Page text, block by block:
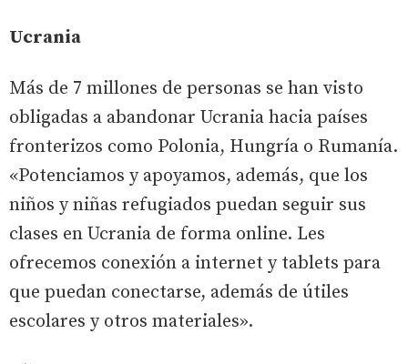
Ucrania
Más de 7 millones de personas se han visto
obligadas a abandonar Ucrania hacia países
fronterizos como Polonia, Hungría o Rumanía.
«Potenciamos y apoyamos, además, que los
niños y niñas refugiados puedan seguir sus
clases en Ucrania de forma online. Les
ofrecemos conexión a internet y tablets para
que puedan conectarse, además de útiles
escolares y otros materiales».